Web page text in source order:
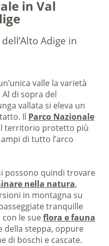
in Val
Adige in
valle la varietà
Al di sopra del
vallata si eleva un
Il Parco Nazionale
territorio protetto più
di tutto l’arco
possono quindi trovare
nella natura,
in montagna su
tranquille
con le sueflora e fauna
della steppa, oppure
di boschi e cascate.